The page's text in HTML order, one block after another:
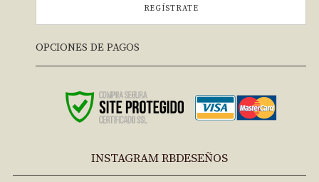
REGÍSTRATE
OPCIONES DE PAGOS
INSTAGRAM RBDESEÑOS